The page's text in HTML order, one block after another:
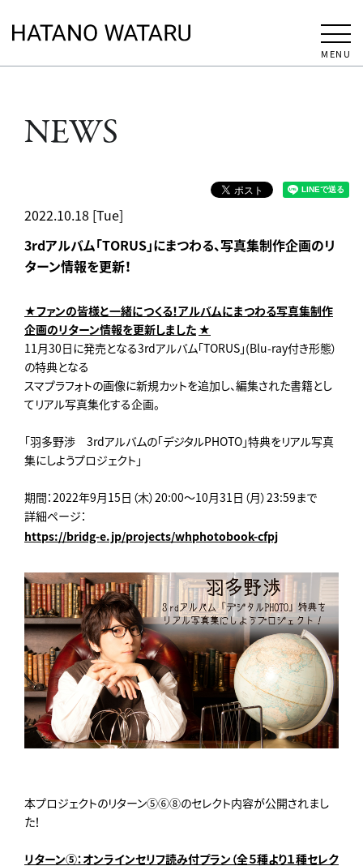
MENU
NEWS
2022.10.18 [Tue]
3rdアルバム「TORUS」にまつわる、写真集制作企画のリ
ターン情報を更新！
★ファンの皆様と一緒につくる！アルバムにまつわる写真集制作
企画のリターン情報を更新しました ★
11月30日に発売となる3rdアルバム「TORUS」(Blu-ray付き形態）
の特典となる
スマプラフォトの画像に新規カットを追加し、編集された書籍とし
てリアル写真集化する企画。
「羽多野渉 3rdアルバムの「デジタルPHOTO」特典をリアル写真
集にしようプロジェクト」
期間：2022年9月15日（木）20:00～10月31日（月）23:59まで
詳細ページ：
https://bridg-e.jp/projects/whphotobook-cfpj
本プロジェクトのリターン⑤⑥⑧のセレクト内容が公開されまし
た！
リターン⑤：オンラインセリフ読み付プラン（全５種より１種セレク